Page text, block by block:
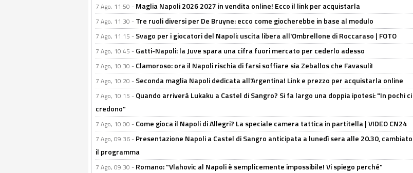
7 Ago, 11:50 - Maglia Napoli 2026 2027 in vendita online! Ecco il link per acquistarla
7 Ago, 11:30 - Tre ruoli diversi per De Bruyne: ecco come giocherebbe in base al modulo
7 Ago, 11:15 - Svago per i giocatori del Napoli: uscita libera all'Ombrellone di Roccaraso | FOTO
7 Ago, 10:45 - Gatti-Napoli: la Juve spara una cifra fuori mercato per cederlo adesso
7 Ago, 10:30 - Clamoroso: ora il Napoli rischia di farsi soffiare sia Zeballos che Favasuli!
7 Ago, 10:20 - Seconda maglia Napoli dedicata all'Argentina! Link e prezzo per acquistarla online
7 Ago, 10:15 - Quando arriverà Lukaku a Castel di Sangro? Si fa largo una doppia ipotesi: "In pochi ci
credono"
7 Ago, 10:00 - Come gioca il Napoli di Allegri? La speciale camera tattica in partitella | VIDEO CN24
7 Ago, 09:36 - Presentazione Napoli a Castel di Sangro anticipata a lunedì sera alle 20.30, cambiato
il programma
7 Ago, 09:30 - Romano: "Vlahovic al Napoli è semplicemente impossibile! Vi spiego perché"